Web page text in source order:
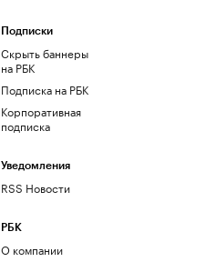
Подписки
Скрыть баннеры
на РБК
Подписка на РБК
Корпоративная
подписка
Уведомления
RSS Новости
РБК
О компании